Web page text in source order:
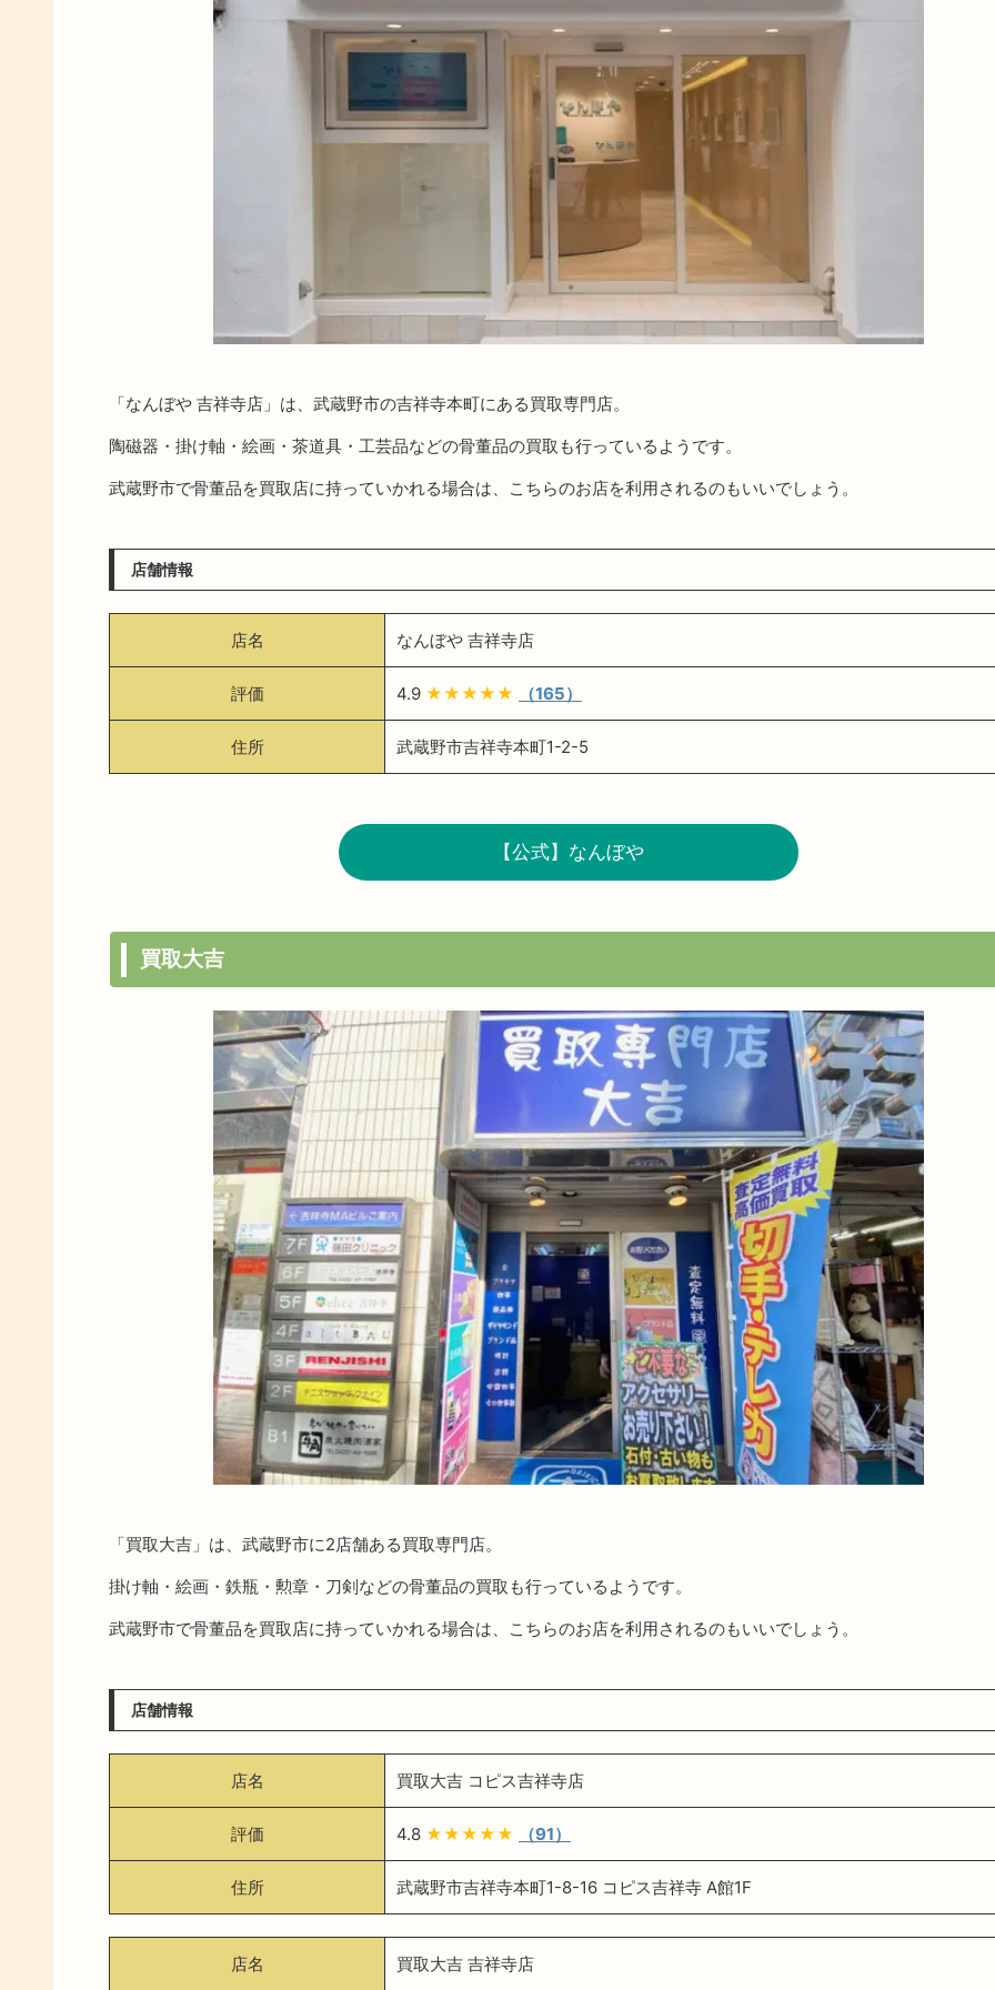
「なんぼや 吉祥寺店」は、武蔵野市の吉祥寺本町にある買取専門店。
陶磁器・掛け軸・絵画・茶道具・工芸品などの骨董品の買取も行っているようです。
武蔵野市で骨董品を買取店に持っていかれる場合は、こちらのお店を利用されるのもいいでしょう。
店舗情報
店名 なんぼや 吉祥寺店
評価 4.9 ★★★★★ （165）
住所 武蔵野市吉祥寺本町1-2-5
【公式】なんぼや
買取大吉
「買取大吉」は、武蔵野市に2店舗ある買取専門店。
掛け軸・絵画・鉄瓶・勲章・刀剣などの骨董品の買取も行っているようです。
武蔵野市で骨董品を買取店に持っていかれる場合は、こちらのお店を利用されるのもいいでしょう。
店舗情報
店名 買取大吉 コピス吉祥寺店
評価 4.8 ★★★★★ （91）
住所 武蔵野市吉祥寺本町1-8-16 コピス吉祥寺 A館1F
店名 買取大吉 吉祥寺店